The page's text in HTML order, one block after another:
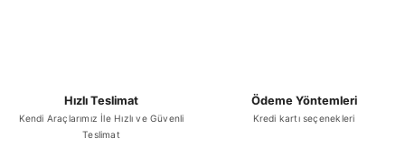
Hızlı Teslimat
Kendi Araçlarımız İle Hızlı ve Güvenli
Teslimat
Ödeme Yöntemleri
Kredi kartı seçenekleri